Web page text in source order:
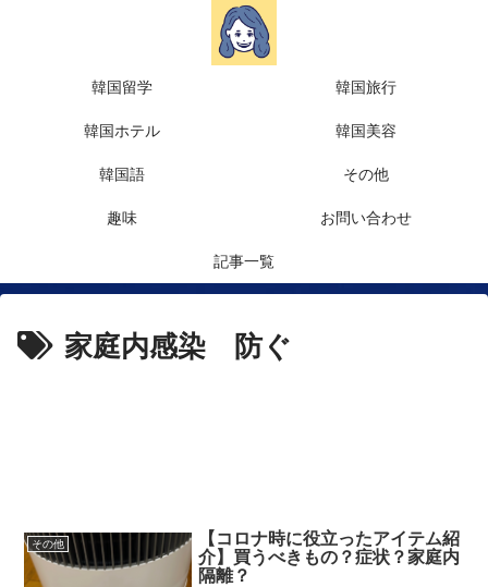
韓国留学 韓国旅行
韓国ホテル 韓国美容
韓国語 その他
趣味 お問い合わせ
記事一覧
家庭内感染 防ぐ
その他
【コロナ時に役立ったアイテム紹
介】買うべきもの？症状？家庭内
隔離？